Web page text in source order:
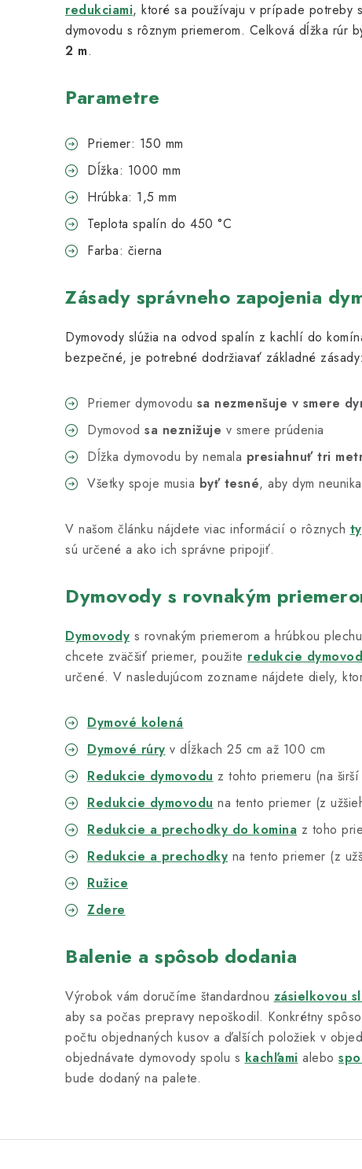
redukciami, ktoré sa používaju v prípade potreby
dymovodu s rôznym priemerom. Celková dĺžka rúr
2 m.
Parametre
Priemer: 150 mm
Dĺžka: 1000 mm
Hrúbka: 1,5 mm
Teplota spalín do 450 °C
Farba: čierna
Zásady správneho zapojenia
Dymovody slúžia na odvod spalín z kachlí do
bezpečné, je potrebné dodržiavať základné zásady:
Priemer dymovodu sa nezmenšuje v smere
Dymovod sa neznižuje v smere prúdenia
Dĺžka dymovodu by nemala presiahnuť tri
Všetky spoje musia byť tesné, aby dym
V našom článku nájdete viac informácií o rôznych
sú určené a ako ich správne pripojiť.
Dymovody s rovnakým
Dymovody s rovnakým priemerom a hrúbkou
chcete zväčšiť priemer, použite redukcie
určené. V nasledujúcom zozname nájdete diely,
Dymové kolená
Dymové rúry v dĺžkach 25 cm až 100 cm
Redukcie dymovodu z tohto priemeru (na širší
Redukcie dymovodu na tento priemer (z
Redukcie a prechodky do komina z toho
Redukcie a prechodky na tento priemer (z
Ružice
Zdere
Balenie a spôsob dodania
Výrobok vám doručíme štandardnou zásielkovou
aby sa počas prepravy nepoškodil. Konkrétny
počtu objednaných kusov a ďalších položiek v
objednávate dymovody spolu s kachľami alebo
bude dodaný na palete.